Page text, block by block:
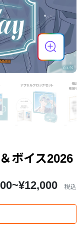
ボイス2026
税込